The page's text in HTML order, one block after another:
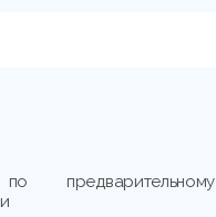
предварительному